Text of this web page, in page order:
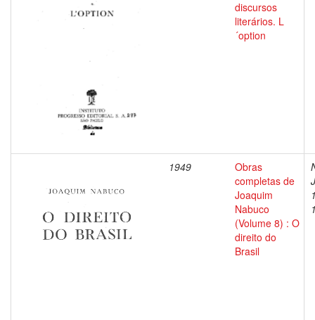
discursos
literários. L
´option
1949
Obras
completas de
Joaquim
Nabuco
(Volume 8) : O
direito do
Brasil